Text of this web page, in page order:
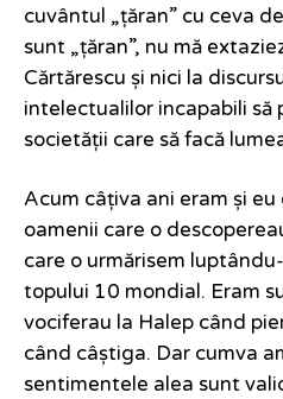
cuvântul „țăran” cu ceva
sunt „țăran”, nu mă
Cărtărescu și nici la
intelectualilor incapabili să
societății care să facă
Acum câțiva ani eram și eu
oamenii care o
care o urmărisem
topului 10 mondial. Eram
vociferau la Halep când
când câștiga. Dar cumva
sentimentele alea sunt